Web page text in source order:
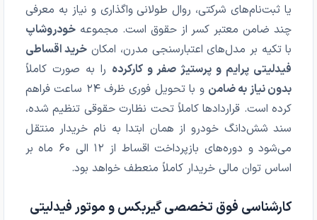
یا ثبت‌نام‌های شرکتی، روال طولانی واگذاری و نیاز به معرفی
چند ضامن معتبر کسر از حقوق است. مجموعهخودروشاپ
با تکیه بر مدل‌های اعتبارسنجی مدرن، امکان خرید اقساطی
فیدلیتی پرایم و پرستیژ صفر و کارکرده را به صورت کاملاً
بدون نیاز به ضامن
و با تحویل فوری ظرف ۲۴ ساعت فراهم
کرده است. قراردادها کاملاً تحت نظارت حقوقی تنظیم شده،
سند شش‌دانگ خودرو از همان ابتدا به نام خریدار منتقل
می‌شود و دوره‌های بازپرداخت اقساط از ۱۲ الی ۶۰ ماه بر
اساس توان مالی خریدار کاملاً منعطف خواهد بود.
کارشناسی فوق تخصصی گیربکس و موتور فیدلیتی